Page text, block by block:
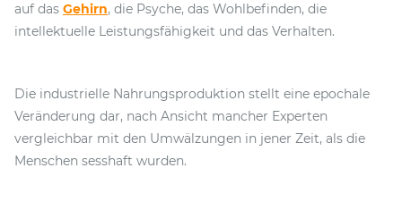
auf das Gehirn, die Psyche, das Wohlbefinden, die
intellektuelle Leistungsfähigkeit und das Verhalten.
Die industrielle Nahrungsproduktion stellt eine epochale
Veränderung dar, nach Ansicht mancher Experten
vergleichbar mit den Umwälzungen in jener Zeit, als die
Menschen sesshaft wurden.